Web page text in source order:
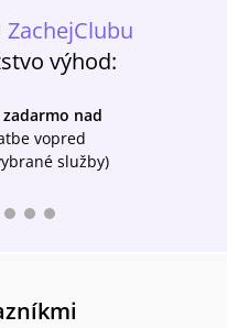
ZachejClubu
výhod:
nad
vopred
služby)